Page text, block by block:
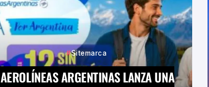
Sitemarca
AEROLÍNEAS ARGENTINAS LANZA UNA